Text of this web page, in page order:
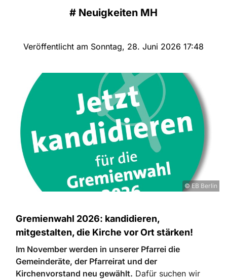
# Neuigkeiten MH
Veröffentlicht am Sonntag, 28. Juni 2026 17:48
© EB Berlin
Gremienwahl 2026: kandidieren,
mitgestalten, die Kirche vor Ort stärken!
Im November werden in unserer Pfarrei die
Gemeinderäte, der Pfarreirat und der
Kirchenvorstand neu gewählt. Dafür suchen wir